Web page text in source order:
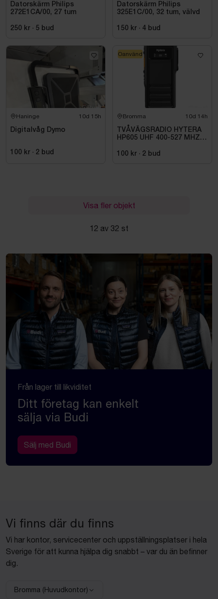
Datorskärm Philips
272E1CA/00, 27 tum
250 kr · 5 bud
Datorskärm Philips
325E1C/00, 32 tum, välvd
150 kr · 4 bud
Haninge 10d 15h
Digitalvåg Dymo
100 kr · 2 bud
Bromma 10d 14h
TVÅVÄGSRADIO HYTERA
HP605 UHF 400-527 MHZ
100 kr · 2 bud
Oanvänd
Visa fler objekt
12 av 32 st
Från lager till likviditet
Ditt företag kan enkelt
sälja via Budi
Sälj med Budi
Vi finns där du finns
Vi har kontor, servicecenter och uppställningsplatser i hela
Sverige för att kunna hjälpa dig snabbt – var du än befinner
dig.
Välj anläggning:
Bromma (Huvudkontor)